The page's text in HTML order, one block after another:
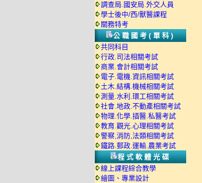
調查局.國安局.外交人員
學士後中/西/獸醫課程
關務特考
公職國考(單科)
共同科目
行政.司法相關考試
商業.會計相關考試
電子.電機.資訊相關考試
土木.結構.機械相關考試
測量.水利.環工相關考試
社會.地政.不動產相關考試
物理.化學.插醫.私醫考試
教育.觀光.心理相關考試
警察,消防,法類相關考試
鐵路.郵政.運輸.農業考試
程式軟體光碟
線上課程綜合教學
繪圖、專業設計